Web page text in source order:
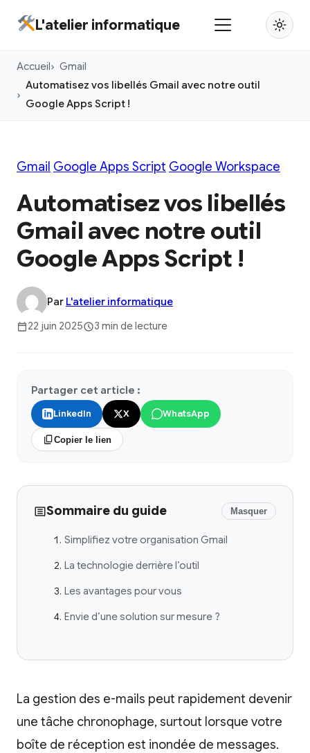
principal
L'atelier informatique
Accueil
Gmail
Automatisez vos libellés Gmail avec notre outil
Google Apps Script !
Gmail Google Apps Script Google Workspace
Automatisez vos libellés
Gmail avec notre outil
Google Apps Script !
Par L'atelier informatique
22 juin 2025
3 min de lecture
Partager cet article :
LinkedIn X WhatsApp
Copier le lien
Sommaire du guide Masquer
Simplifiez votre organisation Gmail
La technologie derrière l’outil
Les avantages pour vous
Envie d’une solution sur mesure ?
La gestion des e-mails peut rapidement devenir
une tâche chronophage, surtout lorsque votre
boîte de réception est inondée de messages.